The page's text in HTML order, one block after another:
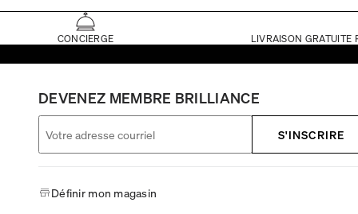
CONCIERGE LIVRAISON GRATUITE
DEVENEZ MEMBRE BRILLIANCE
S'INSCRIRE
Définir mon magasin